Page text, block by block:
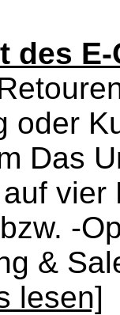
des
oder
Das
-
&
lesen]